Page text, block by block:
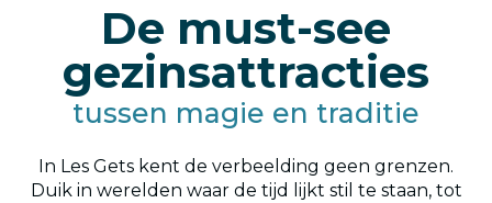
De must-see
gezinsattracties
tussen magie en traditie
In Les Gets kent de verbeelding geen grenzen.
Duik in werelden waar de tijd lijkt stil te staan, tot